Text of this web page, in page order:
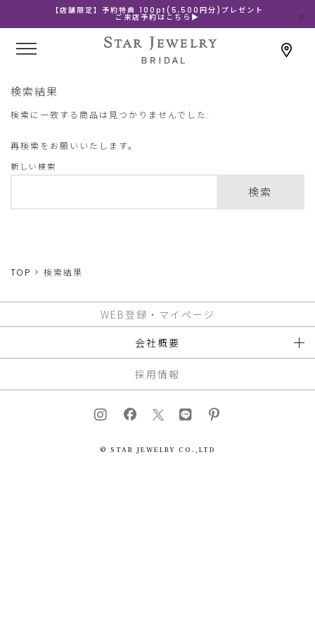
【店舗限定】予約特典 100pt(5,500円分)プレゼント
ご来店予約はこちら▶
検索結果
検索に一致する商品は見つかりませんでした:
再検索をお願いいたします。
新しい検索
検索
TOP 検索結果
WEB登録・マイページ
会社概要
採用情報
© STAR JEWELRY CO.,LTD